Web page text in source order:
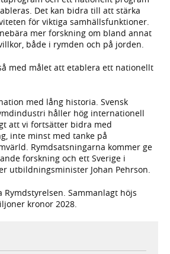
Det kan bidra till att stärka
för viktiga samhällsfunktioner.
mer forskning om bland annat
både i rymden och på jorden.
med målet att etablera ett nationellt
med lång historia. Svensk
håller hög internationell
att vi fortsätter bidra med
inte minst med tanke på
Rymdsatsningarna kommer ge
forskning och ett Sverige i
utbildningsminister Johan Pehrson.
Rymdstyrelsen. Sammanlagt höjs
kronor 2028.